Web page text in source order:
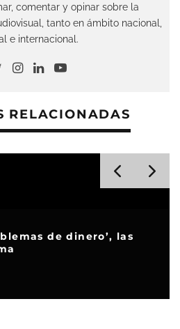
comentar y opinar sobre la
tanto en ámbito nacional,
e internacional.
RELACIONADAS
de dinero’, las